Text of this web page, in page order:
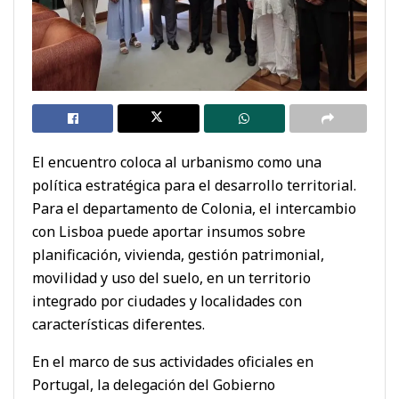
El encuentro coloca al urbanismo como una
política estratégica para el desarrollo territorial.
Para el departamento de Colonia, el intercambio
con Lisboa puede aportar insumos sobre
planificación, vivienda, gestión patrimonial,
movilidad y uso del suelo, en un territorio
integrado por ciudades y localidades con
características diferentes.
En el marco de sus actividades oficiales en
Portugal, la delegación del Gobierno